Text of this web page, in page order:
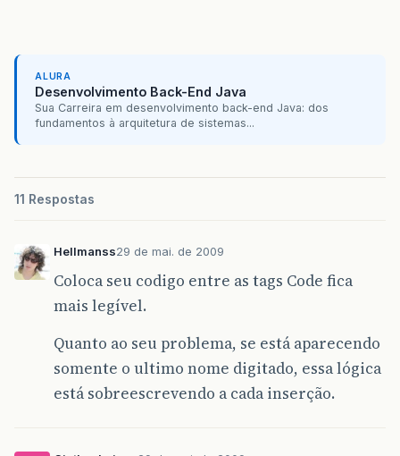
ALURA
Desenvolvimento Back-End Java
Sua Carreira em desenvolvimento back-end Java: dos
fundamentos à arquitetura de sistemas...
11 Respostas
Hellmanss29 de mai. de 2009
Coloca seu codigo entre as tags Code fica
mais legível.
Quanto ao seu problema, se está aparecendo
somente o ultimo nome digitado, essa lógica
está sobreescrevendo a cada inserção.